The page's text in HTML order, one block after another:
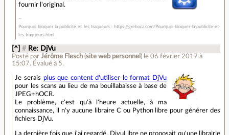
fournir l'original.
Pourquoi bloquer la publicité et les traqueurs : https://greboca.com/Pourquoi-bloquer-la-publicite-et-
les-traqueurs.html
[^] # Re: DjVu
Posté parJérôme Flesch (site web personnel ) le 06 février 2017 à
15:07. Évalué à 5.
Je serais plus que content d'utiliser le format DjVu
pour les scans au lieu de ma bouillabaisse à base de
JPEG+hOCR.
Le problème, c'est qu'à l'heure actuelle, à ma
connaissance, il n'y aucune libraire C ou Python libre pour générer des
fichiers DjVu.
La dernière fois que j'ai regardé, DjvuLibre ne proposait qu'une librairie